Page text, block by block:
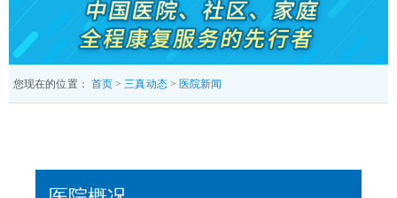
您现在的位置： 首页 >三真动态> 医院新闻